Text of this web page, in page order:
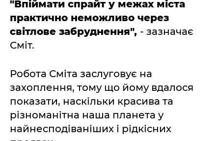
"Впіймати спрайт у межах міста
практично неможливо через
світлове забруднення", - зазначає
Сміт.
Робота Сміта заслуговує на
захоплення, тому що йому вдалося
показати, наскільки красива та
різноманітна наша планета у
найнесподіваніших і рідкісних